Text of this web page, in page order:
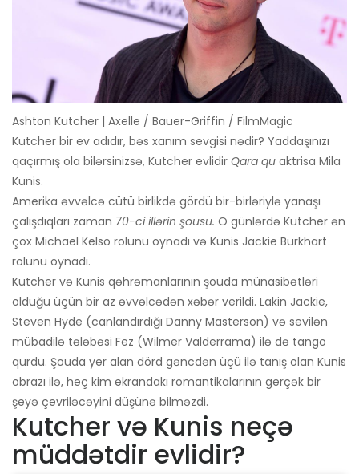
Ashton Kutcher | Axelle / Bauer-Griffin / FilmMagic
Kutcher bir ev adıdır, bəs xanım sevgisi nədir? Yaddaşınızı
qaçırmış ola bilərsinizsə, Kutcher evlidir Qara qu aktrisa Mila
Kunis.
Amerika əvvəlcə cütü birlikdə gördü bir-birləriylə yanaşı
çalışdıqları zaman 70-ci illərin şousu. O günlərdə Kutcher ən
çox Michael Kelso rolunu oynadı və Kunis Jackie Burkhart
rolunu oynadı.
Kutcher və Kunis qəhrəmanlarının şouda münasibətləri
olduğu üçün bir az əvvəlcədən xəbər verildi. Lakin Jackie,
Steven Hyde (canlandırdığı Danny Masterson) və sevilən
mübadilə tələbəsi Fez (Wilmer Valderrama) ilə də tango
qurdu. Şouda yer alan dörd gəncdən üçü ilə tanış olan Kunis
obrazı ilə, heç kim ekrandakı romantikalarının gerçək bir
şeyə çevriləcəyini düşünə bilməzdi.
Kutcher və Kunis neçə
müddətdir evlidir?